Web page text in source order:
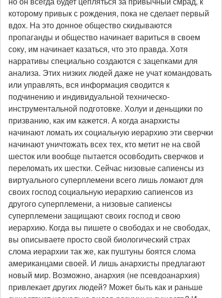
которому привык с рождения, пока не сделает первый
вдох. На это донное общество скидываются
пропаганды и общество начинает вариться в своем
соку, им начинает казаться, что это правда. Хотя
нарративы специально создаются с зацепками для
анализа. Этих низких людей даже не учат командовать
или управлять, вся информация сводится к
подчинению и индивидуальной техническо-
инструментальной подготовке. Холуи и деньщики по
призванию, как им кажется. А когда анархисты
начинают ломать их социальную иерархию эти сверчки
начинают уничтожать всех тех, кто метит не на свой
шесток или вообще пытается осовбодить сверчков и
переломать их шестки. Сейчас низовые сапиенсы из
виртуального суперплемени всего лишь ломают для
своих господ социальную иерархию сапиенсов из
другого суперплемени, а низовые сапиенсы
суперплемени защищают своих господ и свою
иерархию. Когда вы пишете о свободах и не свободах,
вы описываете просто свой биологический страх
слома иерархии так же, как пуштуны боятся слома
американцами своей. И лишь анархисты предлагают
новый мир. Возможно, анархия (не псевдоанархия)
привлекает других людей? Может быть как и раньше